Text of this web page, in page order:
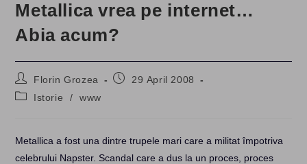
Metallica vrea pe internet…
Abia acum?
Post
author:
Florin Grozea
Post29 April 2008
PostIstorie / www
Metallica a fost una dintre trupele mari care a militat împotriva
celebrului Napster. Scandal care a dus la un proces, proces